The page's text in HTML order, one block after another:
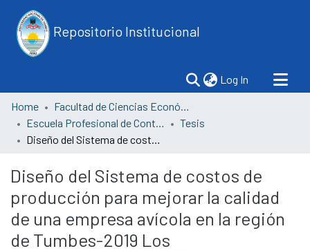
Repositorio Institucional
Log In (current)
Home
Facultad de Ciencias Económicas
Escuela Profesional de Contabilidad
Tesis
Diseño del Sistema de costos de producción para mejorar la calidad de una empresa avícola en la región de Tumbes-2019 Los
Diseño del Sistema de costos de
producción para mejorar la calidad
de una empresa avícola en la región
de Tumbes-2019 Los